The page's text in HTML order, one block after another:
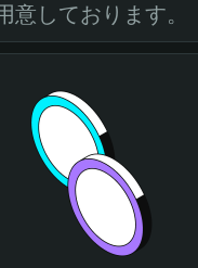
意しております。